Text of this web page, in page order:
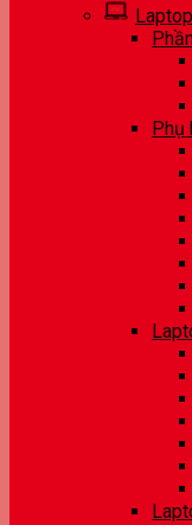
Laptop
Phụ